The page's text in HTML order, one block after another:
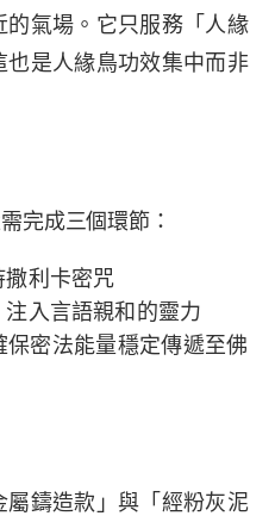
氣場。它只服務「人緣
是人緣鳥功效集中而非
完成三個環節：
撒利卡密咒
入言語親和的靈力
密法能量穩定傳遞至佛
鑄造款」與「經粉灰泥